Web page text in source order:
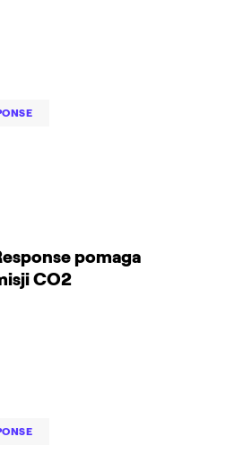
pomaga
CO2